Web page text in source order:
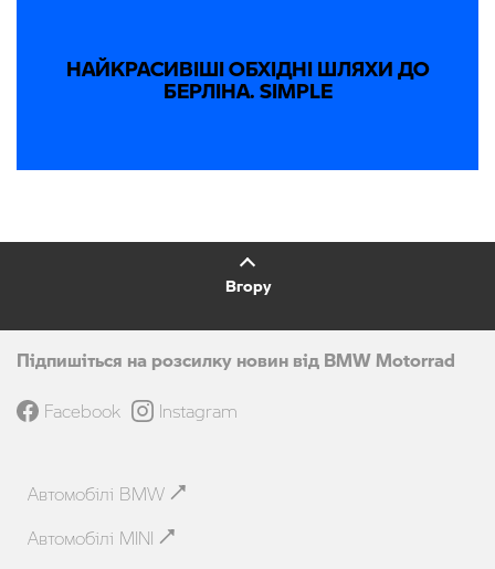
НАЙКРАСИВІШІ ОБХІДНІ ШЛЯХИ ДО
БЕРЛІНА. SIMPLE
Вгору
Підпишіться на розсилку новин від BMW Motorrad
Facebook Instagram
Автомобілі BMW
Автомобілі MINI